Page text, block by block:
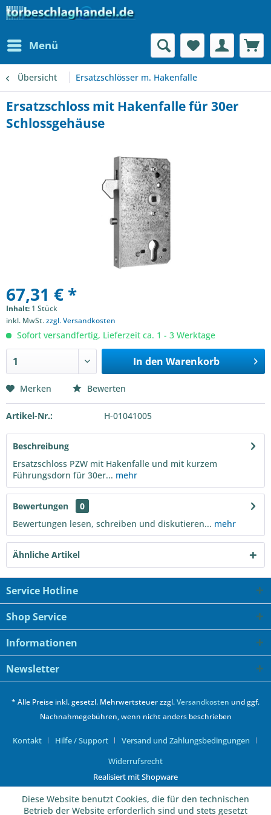
Menü
Übersicht Ersatzschlösser m. Hakenfalle
Ersatzschloss mit Hakenfalle für 30er
Schlossgehäuse
67,31 € *
Inhalt: 1 Stück
inkl. MwSt.zzgl. Versandkosten
Sofort versandfertig, Lieferzeit ca. 1 - 3 Werktage
In den Warenkorb
Merken Bewerten
Artikel-Nr.: H-01041005
Beschreibung
Ersatzschloss PZW mit Hakenfalle und mit kurzem
Führungsdorn für 30er... mehr
Bewertungen
0
Bewertungen lesen, schreiben und diskutieren... mehr
Ähnliche Artikel
Service Hotline
Shop Service
Informationen
Newsletter
* Alle Preise inkl. gesetzl. Mehrwertsteuer zzgl.Versandkosten und ggf.
Nachnahmegebühren, wenn nicht anders beschrieben
Kontakt Hilfe / Support
Versand und Zahlungsbedingungen
Widerrufsrecht
Realisiert mit Shopware
Diese Website benutzt Cookies, die für den technischen
Betrieb der Website erforderlich sind und stets gesetzt